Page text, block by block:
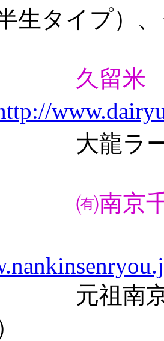
生タイプ）
久留米
ラー
㈲南京
京千両・